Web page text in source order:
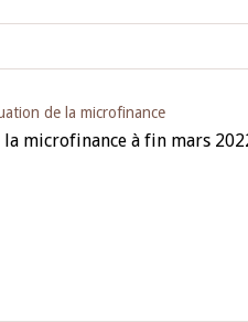
de la microfinance
microfinance à fin mars